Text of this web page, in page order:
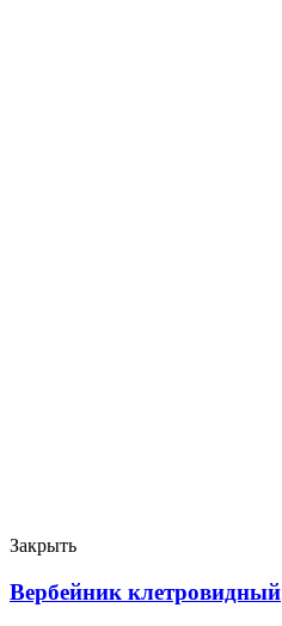
Закрыть
Вербейник клетровидный